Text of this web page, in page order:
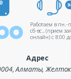
Работаем в пн.-
сб-вс., (прием
онлайн) c 8:00
Адрес
Алматы,